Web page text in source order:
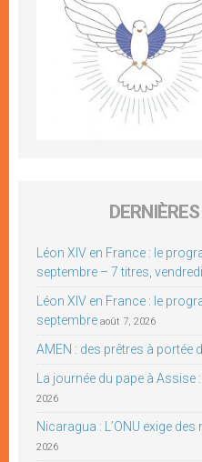
Léon XIV en France : le
septembre – 7 titres,
Léon XIV en France : le
septembre août 7, 2026
AMEN : des prêtres à portée
La journée du pape à Assise :
2026
Nicaragua : L’ONU exige
2026